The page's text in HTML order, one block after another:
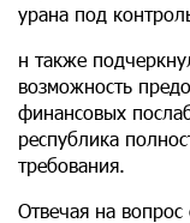
урана под
н также
возможность
финансовых
республика
требования.
Отвечая на